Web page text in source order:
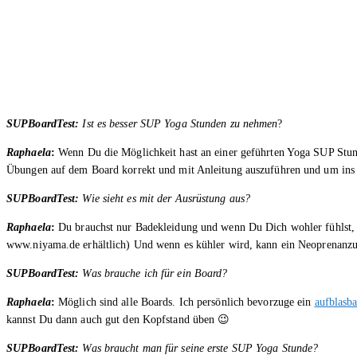
SUPBoardTest: Ist es besser SUP Yoga Stunden zu nehmen?
Raphaela: Wenn Du die Möglichkeit hast an einer geführten Yoga SUP
Übungen auf dem Board korrekt und mit Anleitung auszuführen und um
SUPBoardTest: Wie sieht es mit der Ausrüstung aus?
Raphaela: Du brauchst nur Badekleidung und wenn Du Dich wohler
www.niyama.de erhältlich) Und wenn es kühler wird, kann ein
SUPBoardTest: Was brauche ich für ein Board?
Raphaela: Möglich sind alle Boards. Ich persönlich bevorzuge ein
kannst Du dann auch gut den Kopfstand üben 😉
SUPBoardTest: Was braucht man für seine erste SUP Yoga Stunde?